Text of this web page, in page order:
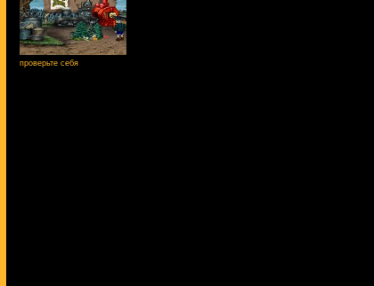
проверьте себя